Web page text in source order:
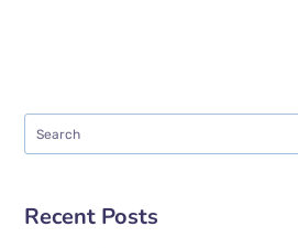
Recent Posts